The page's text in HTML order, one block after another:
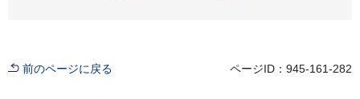
前のページに戻る ページID：945-161-282